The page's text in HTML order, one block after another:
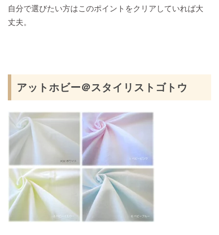
自分で選びたい方はこのポイントをクリアしていれば大
丈夫。
アットホビー＠スタイリストゴトウ